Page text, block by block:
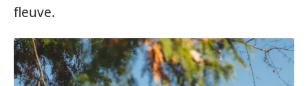
fleuve.